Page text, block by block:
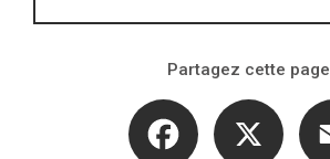
Partagez cette page
Facebook